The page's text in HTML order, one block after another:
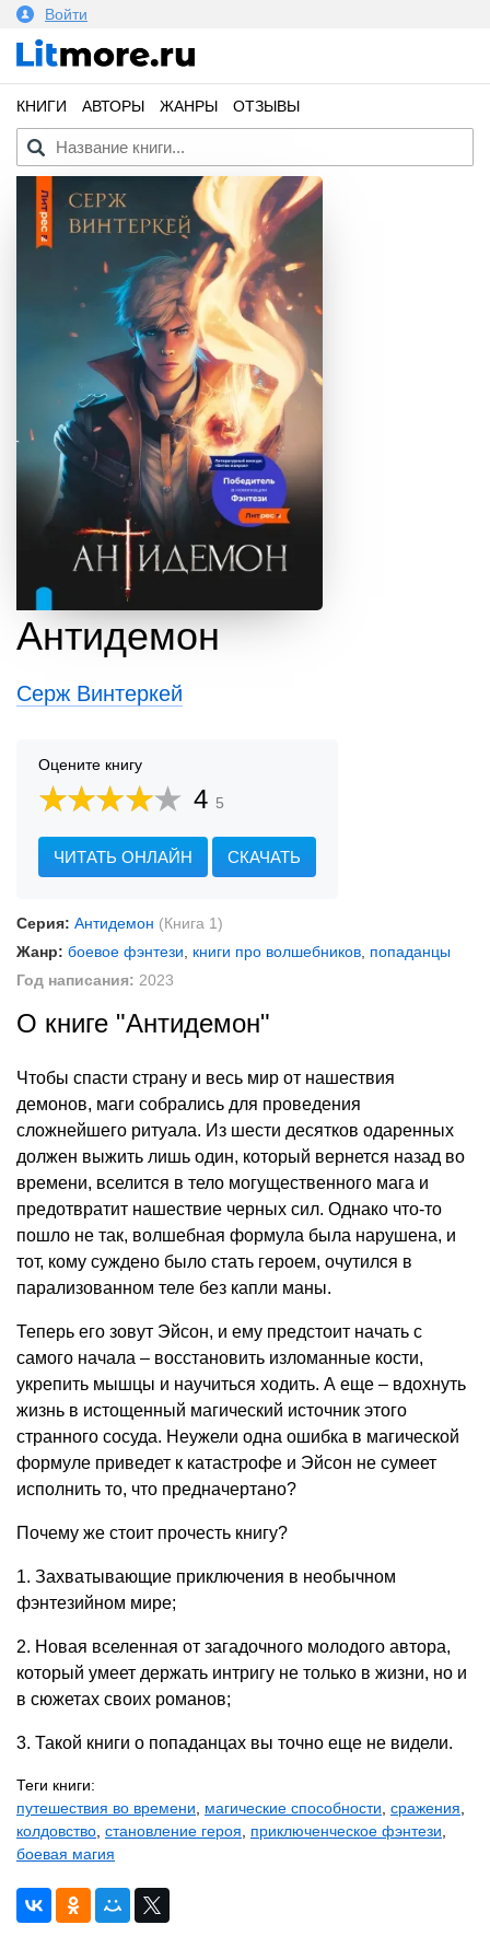
Войти
КНИГИ АВТОРЫ ЖАНРЫ ОТЗЫВЫ
Антидемон
Серж Винтеркей
Оцените книгу
4 5
ЧИТАТЬ ОНЛАЙН СКАЧАТЬ
Серия: Антидемон (Книга 1)
Жанр: боевое фэнтези, книги про волшебников, попаданцы
Год написания: 2023
О книге "Антидемон"
Чтобы спасти страну и весь мир от нашествия
демонов, маги собрались для проведения
сложнейшего ритуала. Из шести десятков одаренных
должен выжить лишь один, который вернется назад во
времени, вселится в тело могущественного мага и
предотвратит нашествие черных сил. Однако что-то
пошло не так, волшебная формула была нарушена, и
тот, кому суждено было стать героем, очутился в
парализованном теле без капли маны.
Теперь его зовут Эйсон, и ему предстоит начать с
самого начала – восстановить изломанные кости,
укрепить мышцы и научиться ходить. А еще – вдохнуть
жизнь в истощенный магический источник этого
странного сосуда. Неужели одна ошибка в магической
формуле приведет к катастрофе и Эйсон не сумеет
исполнить то, что предначертано?
Почему же стоит прочесть книгу?
1. Захватывающие приключения в необычном
фэнтезийном мире;
2. Новая вселенная от загадочного молодого автора,
который умеет держать интригу не только в жизни, но и
в сюжетах своих романов;
3. Такой книги о попаданцах вы точно еще не видели.
Теги книги:
путешествия во времени, магические способности, сражения,
колдовство, становление героя, приключенческое фэнтези,
боевая магия